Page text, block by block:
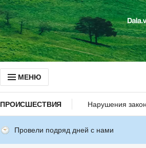
МЕНЮ
ПРОИСШЕСТВИЯ Нарушения
Провели подряд дней с нами